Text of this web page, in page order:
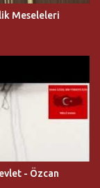
Meseleleri
- Özcan